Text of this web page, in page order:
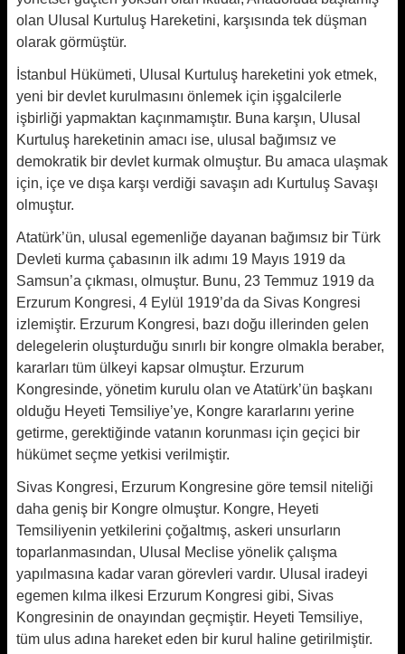
olan Ulusal Kurtuluş Hareketini, karşısında tek düşman
olarak görmüştür.
İstanbul Hükümeti, Ulusal Kurtuluş hareketini yok etmek,
yeni bir devlet kurulmasını önlemek için işgalcilerle
işbirliği yapmaktan kaçınmamıştır. Buna karşın, Ulusal
Kurtuluş hareketinin amacı ise, ulusal bağımsız ve
demokratik bir devlet kurmak olmuştur. Bu amaca ulaşmak
için, içe ve dışa karşı verdiği savaşın adı Kurtuluş Savaşı
olmuştur.
Atatürk’ün, ulusal egemenliğe dayanan bağımsız bir Türk
Devleti kurma çabasının ilk adımı 19 Mayıs 1919 da
Samsun’a çıkması, olmuştur. Bunu, 23 Temmuz 1919 da
Erzurum Kongresi, 4 Eylül 1919’da da Sivas Kongresi
izlemiştir. Erzurum Kongresi, bazı doğu illerinden gelen
delegelerin oluşturduğu sınırlı bir kongre olmakla beraber,
kararları tüm ülkeyi kapsar olmuştur. Erzurum
Kongresinde, yönetim kurulu olan ve Atatürk’ün başkanı
olduğu Heyeti Temsiliye’ye, Kongre kararlarını yerine
getirme, gerektiğinde vatanın korunması için geçici bir
hükümet seçme yetkisi verilmiştir.
Sivas Kongresi, Erzurum Kongresine göre temsil niteliği
daha geniş bir Kongre olmuştur. Kongre, Heyeti
Temsiliyenin yetkilerini çoğaltmış, askeri unsurların
toparlanmasından, Ulusal Meclise yönelik çalışma
yapılmasına kadar varan görevleri vardır. Ulusal iradeyi
egemen kılma ilkesi Erzurum Kongresi gibi, Sivas
Kongresinin de onayından geçmiştir. Heyeti Temsiliye,
tüm ulus adına hareket eden bir kurul haline getirilmiştir.